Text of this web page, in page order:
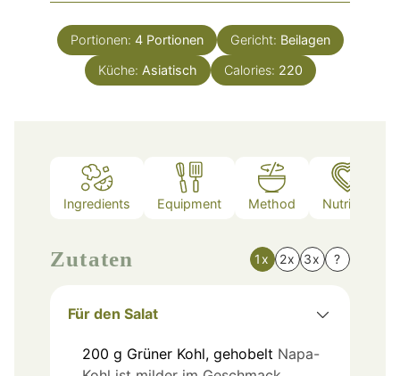
Portionen: 4 Portionen Gericht: Beilagen
Küche: Asiatisch Calories: 220
Ingredients Equipment Method Nutrition
Zutaten 1x 2x 3x ?
Für den Salat
200 g Grüner Kohl, gehobelt Napa-